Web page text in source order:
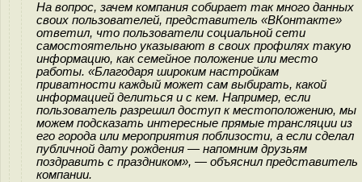
На вопрос, зачем компания собирает так много данных
своих пользователей, представитель «ВКонтакте»
ответил, что пользователи социальной сети
самостоятельно указывают в своих профилях такую
информацию, как семейное положение или место
работы. «Благодаря широким настройкам
приватности каждый может сам выбирать, какой
информацией делиться и с кем. Например, если
пользователь разрешил доступ к местоположению, мы
можем подсказать интересные прямые трансляции из
его города или мероприятия поблизости, а если сделал
публичной дату рождения — напомним друзьям
поздравить с праздником», — объяснил представитель
компании.